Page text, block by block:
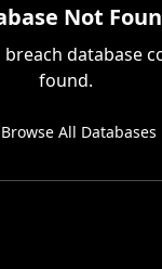
Not
database
found.
Browse All Databases